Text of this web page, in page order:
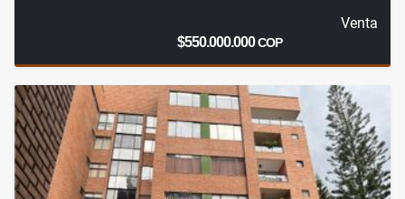
Venta
$550.000.000COP